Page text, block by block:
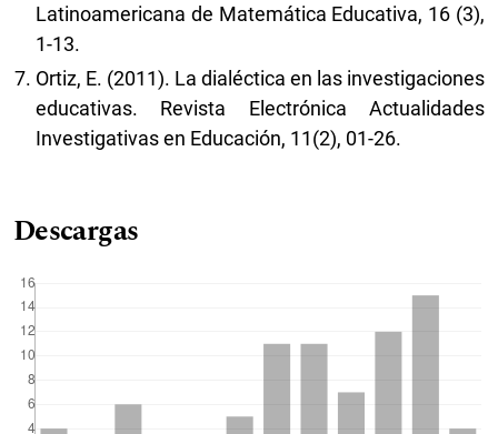
Latinoamericana de Matemática Educativa, 16 (3),
1-13.
Ortiz, E. (2011). La dialéctica en las investigaciones
educativas. Revista Electrónica Actualidades
Investigativas en Educación, 11(2), 01-26.
Descargas